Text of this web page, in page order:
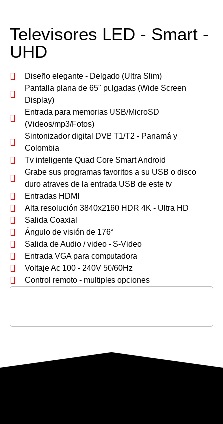
Televisores LED - Smart -
UHD
Diseño elegante - Delgado (Ultra Slim)
Pantalla plana de 65" pulgadas (Wide Screen
Display)
Entrada para memorias USB/MicroSD
(Videos/mp3/Fotos)
Sintonizador digital DVB T1/T2 - Panamá y
Colombia
Tv inteligente Quad Core Smart Android
Grabe sus programas favoritos a su USB o disco
duro atraves de la entrada USB de este tv
Entradas HDMI
Alta resolución 3840x2160 HDR 4K - Ultra HD
Salida Coaxial
Ángulo de visión de 176°
Salida de Audio / video - S-Video
Entrada VGA para computadora
Voltaje Ac 100 - 240V 50/60Hz
Control remoto - multiples opciones